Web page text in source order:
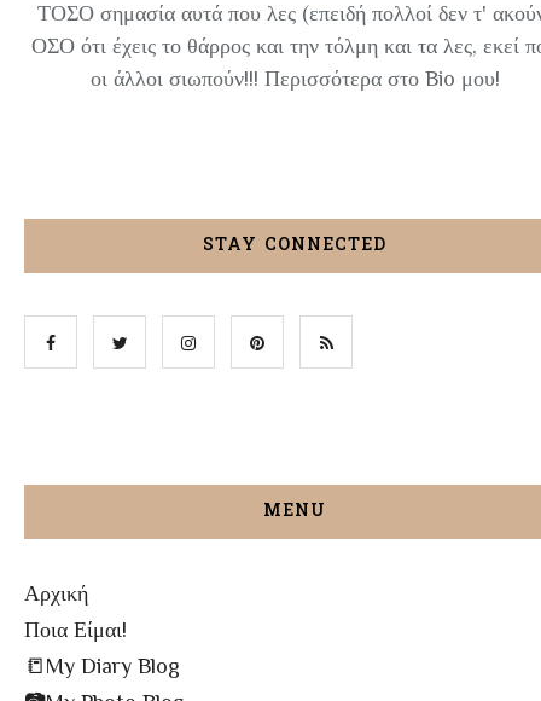
ΤΟΣΟ σημασία αυτά που λες (επειδή πολλοί δεν τ'
ΟΣΟ ότι έχεις το θάρρος και την τόλμη και τα λες, εκεί
οι άλλοι σιωπούν!!! Περισσότερα στο Bio μου!
STAY CONNECTED
MENU
Αρχική
Ποια Είμαι!
📒My Diary Blog